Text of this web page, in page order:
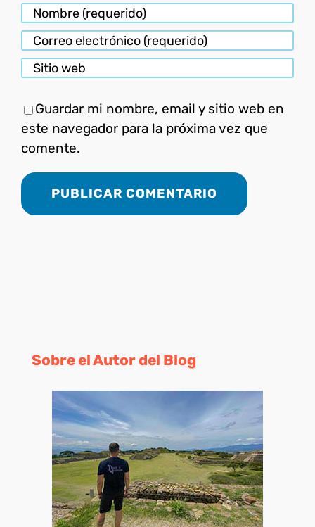
Guardar mi nombre, email y sitio web en
este navegador para la próxima vez que
comente.
Sobre el Autor del Blog